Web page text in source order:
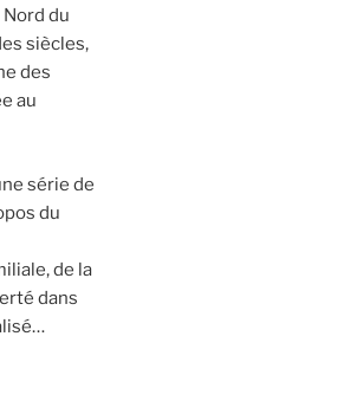
Nord du
siècles,
des
au
série de
du
de la
dans